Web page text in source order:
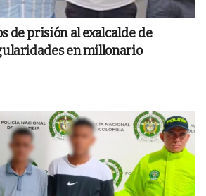
de prisión al exalcalde de
en millonario